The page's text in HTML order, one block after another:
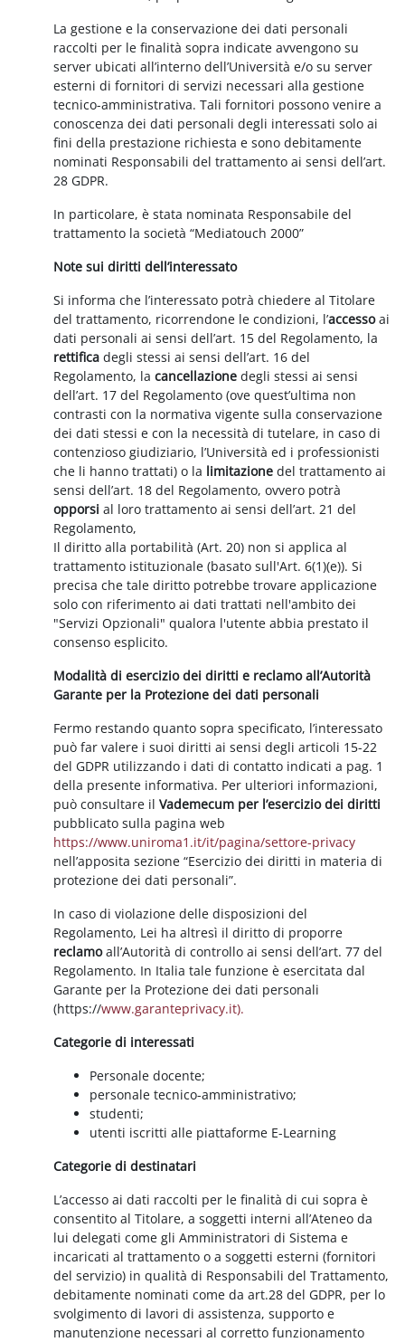
La gestione e la conservazione dei dati personali
raccolti per le finalità sopra indicate avvengono su
server ubicati all’interno dell’Università e/o su server
esterni di fornitori di servizi necessari alla gestione
tecnico-amministrativa. Tali fornitori possono venire a
conoscenza dei dati personali degli interessati solo ai
fini della prestazione richiesta e sono debitamente
nominati Responsabili del trattamento ai sensi dell’art.
28 GDPR.
In particolare, è stata nominata Responsabile del
trattamento la società “Mediatouch 2000”
Note sui diritti dell’interessato
Si informa che l’interessato potrà chiedere al Titolare
del trattamento, ricorrendone le condizioni, l’accessoai
dati personali ai sensi dell’art. 15 del Regolamento, la
rettificadegli stessi ai sensi dell’art. 16 del
Regolamento, lacancellazione degli stessi ai sensi
dell’art. 17 del Regolamento (ove quest’ultima non
contrasti con la normativa vigente sulla conservazione
dei dati stessi e con la necessità di tutelare, in caso di
contenzioso giudiziario, l’Università ed i professionisti
che li hanno trattati) o la limitazione del trattamento ai
sensi dell’art. 18 del Regolamento, ovvero potrà
opporsi al loro trattamento ai sensi dell’art. 21 del
Regolamento,
Il diritto alla portabilità (Art. 20) non si applica al
trattamento istituzionale (basato sull'Art. 6(1)(e)). Si
precisa che tale diritto potrebbe trovare applicazione
solo con riferimento ai dati trattati nell'ambito dei
"Servizi Opzionali" qualora l'utente abbia prestato il
consenso esplicito.
Modalità di esercizio dei diritti e reclamo all’Autorità
Garante per la Protezione dei dati personali
Fermo restando quanto sopra specificato, l’interessato
può far valere i suoi diritti ai sensi degli articoli 15-22
del GDPR utilizzando i dati di contatto indicati a pag. 1
della presente informativa. Per ulteriori informazioni,
può consultare ilVademecum per l’esercizio dei diritti
pubblicato sulla pagina web
https://www.uniroma1.it/it/pagina/settore-privacy
nell’apposita sezione “Esercizio dei diritti in materia di
protezione dei dati personali”.
In caso di violazione delle disposizioni del
Regolamento, Lei ha altresì il diritto di proporre
reclamoall’Autorità di controllo ai sensi dell’art. 77 del
Regolamento. In Italia tale funzione è esercitata dal
Garante per la Protezione dei dati personali
(https://www.garanteprivacy.it).
Categorie di interessati
Personale docente;
personale tecnico-amministrativo;
studenti;
utenti iscritti alle piattaforme E-Learning
Categorie di destinatari
L’accesso ai dati raccolti per le finalità di cui sopra è
consentito al Titolare, a soggetti interni all’Ateneo da
lui delegati come gli Amministratori di Sistema e
incaricati al trattamento o a soggetti esterni (fornitori
del servizio) in qualità di Responsabili del Trattamento,
debitamente nominati come da art.28 del GDPR, per lo
svolgimento di lavori di assistenza, supporto e
manutenzione necessari al corretto funzionamento